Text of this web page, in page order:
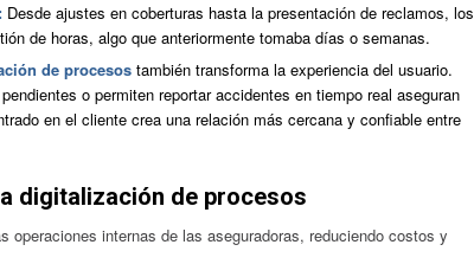
Desde ajustes en coberturas hasta la presentación de reclamos, los
de horas, algo que anteriormente tomaba días o semanas.
de procesos también transforma la experiencia del usuario.
o permiten reportar accidentes en tiempo real aseguran
en el cliente crea una relación más cercana y confiable entre
digitalización de procesos
operaciones internas de las aseguradoras, reduciendo costos y